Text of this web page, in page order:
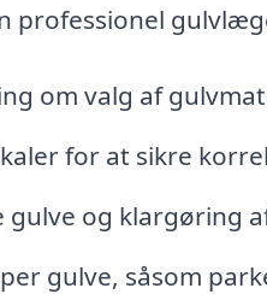
professionel
om valg af
for at sikre
gulve og klargøring
gulve, såsom